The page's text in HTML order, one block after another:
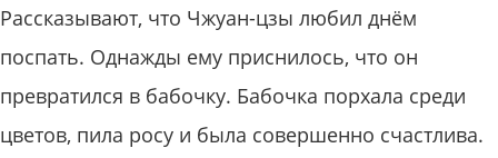
Рассказывают, что Чжуан-цзы любил днём
поспать. Однажды ему приснилось, что он
превратился в бабочку. Бабочка порхала среди
цветов, пила росу и была совершенно счастлива.